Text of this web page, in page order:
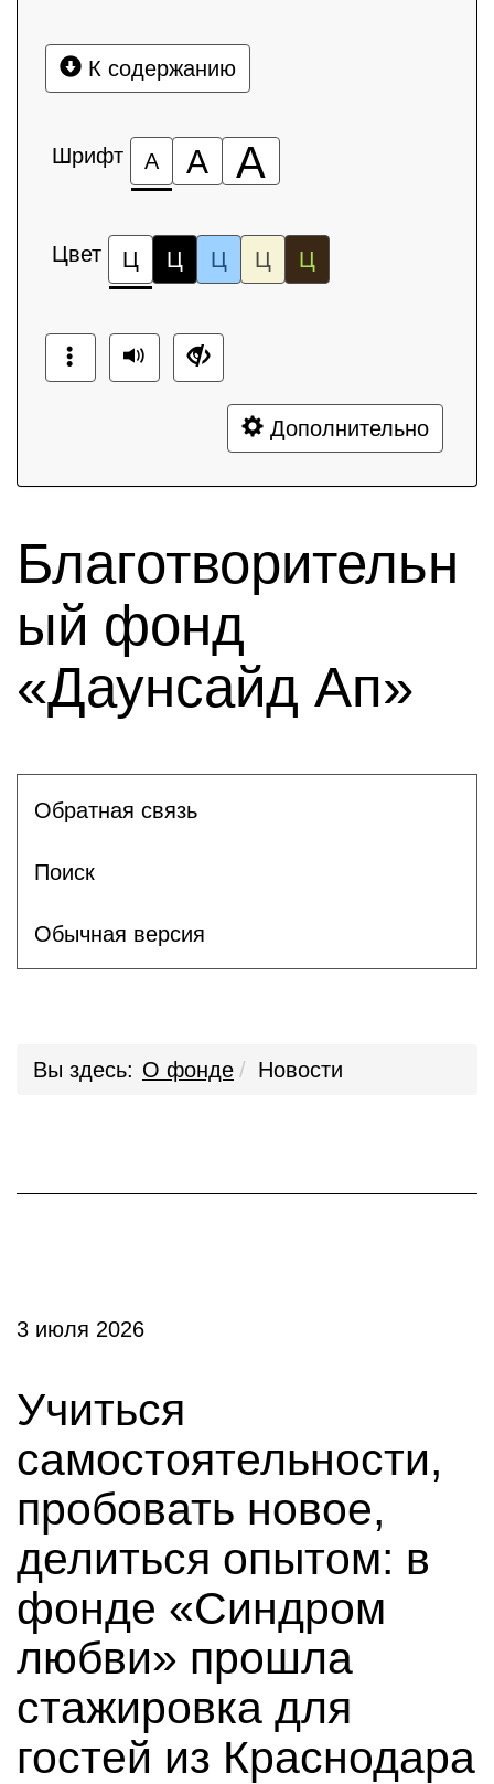
К содержанию
Шрифт А А А
Цвет Ц Ц Ц Ц Ц
Дополнительно
Благотворительн
ый фонд
«Даунсайд Ап»
Обратная связь
Поиск
Обычная версия
Вы здесь: О фонде Новости
3 июля 2026
Учиться
самостоятельности,
пробовать новое,
делиться опытом: в
фонде «Синдром
любви» прошла
стажировка для
гостей из Краснодара